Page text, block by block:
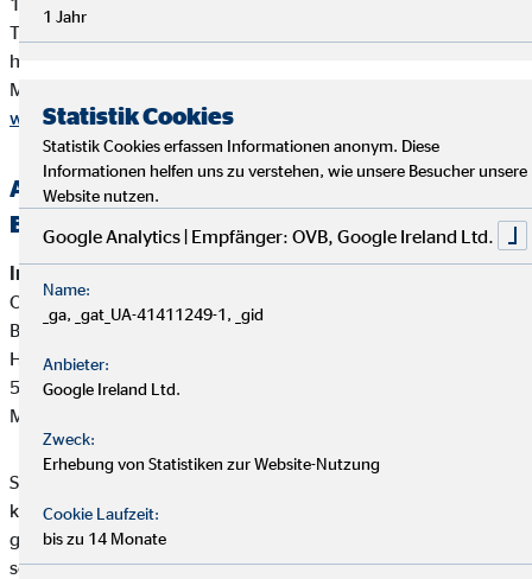
Tel. 0180 / 6005850 (20 Cent/Anruf aus dem dt. Festnetz,
höchstens 60 Cent/Anruf aus Mobilfunknetzen)
Mail
www.dihk.de, www.vermittlerregister.info
Alternative Streitbeilegung —
Beschwerde-/Schlichtungsstellen
Interne Beschwerdestelle:
OVB Vermögensberatung AG
Bereich Außendienstbetreuung
Heumarkt 1
50667 Köln
Mail:
Sofern im Falle einer Kundenbeschwerde ausnahmsweise
keine einvernehmliche Lösung mit unserem Unternehmen
gefunden werden kann, ist unser Unternehmen bereit und
sofern die Kundenbeschwerde Versicherungsprodukte betrifft,
1 Jahr
Statistik Cookies
Statistik Cookies erfassen Informationen anonym. Diese
Informationen helfen uns zu verstehen, wie unsere Besucher unsere
Website nutzen.
Google Analytics | Empfänger: OVB, Google Ireland Ltd.
Name:
_ga, _gat_UA-41411249-1, _gid
Anbieter:
Google Ireland Ltd.
Zweck:
Erhebung von Statistiken zur Website-Nutzung
Cookie Laufzeit:
bis zu 14 Monate